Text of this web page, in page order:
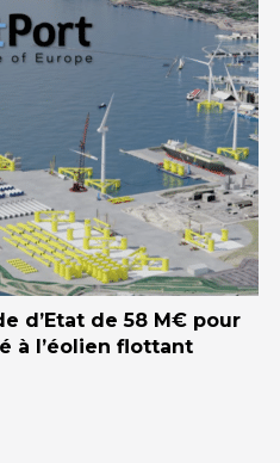
d’Etat de 58 M€ pour
à l’éolien flottant